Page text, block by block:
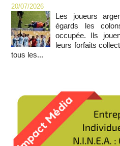
20/07/2026
Les joueurs
égards les
occupée. Ils
leurs forfaits
tous les...